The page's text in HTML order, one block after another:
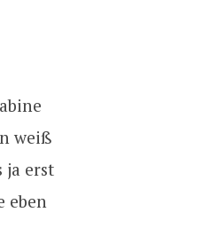
weiß
ja erst
eben